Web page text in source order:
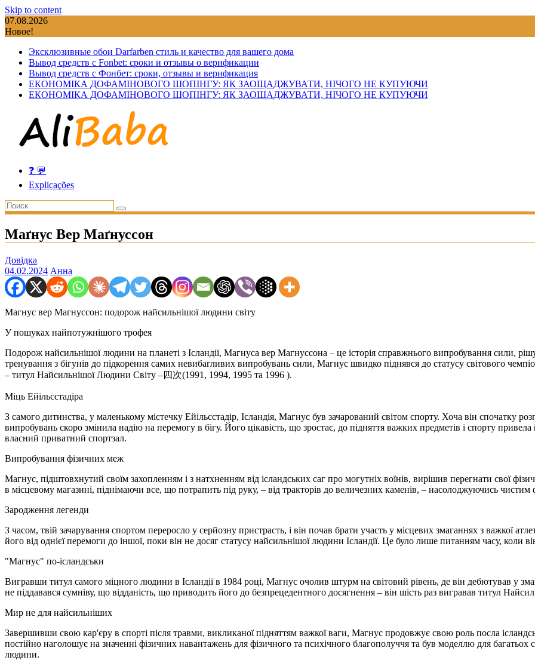
Skip to content
07.08.2026
Новое!
Эксклюзивные обои Darfarben стиль и качество для вашего дома
Вывод средств с Fonbet: сроки и отзывы о верификации
Вывод средств с Фонбет: сроки, отзывы и верификация
ЕКОНОМІКА ДОФАМІНОВОГО ШОПІНГУ: ЯК ЗАОЩАДЖУВАТИ, НІЧОГО НЕ КУПУЮЧИ
ЕКОНОМІКА ДОФАМІНОВОГО ШОПІНГУ: ЯК ЗАОЩАДЖУВАТИ, НІЧОГО НЕ КУПУЮЧИ
❓ 💬
Explicações
Маґнус Вер Маґнуссон
Довідка
04.02.2024 Анна
Магнус вер Магнуссон: подорож найсильнішої людини світу
У пошуках найпотужнішого трофея
Подорож найсильнішої людини на планеті з Ісландії, Магнуса вер Магнуссона – це історія справжнього випробування сили,
тренування з бігунів до підкорення самих невибагливих випробувань сили, Магнус швидко піднявся до статусу світового
– титул Найсильнішої Людини Світу –四次(1991, 1994, 1995 та 1996 ).
Міць Ейільсстадіра
З самого дитинства, у маленькому містечку Ейільсстадір, Ісландія, Магнус був зачарований світом спорту. Хоча він спочатку
випробувань скоро змінила надію на перемогу в бігу. Його цікавість, що зростає, до підняття важких предметів і спорту
власний приватний спортзал.
Випробування фізичних меж
Магнус, підштовхнутий своїм захопленням і з натхненням від ісландських саг про могутніх воїнів, вирішив перегнати свої
в місцевому магазині, піднімаючи все, що потрапить під руку, – від тракторів до величезних каменів, – насолоджуючись
Зародження легенди
З часом, твій зачарування спортом переросло у серйозну пристрасть, і він почав брати участь у місцевих змаганнях з важкої
його від однієї перемоги до іншої, поки він не досяг статусу найсильнішої людини Ісландії. Це було лише питанням часу,
"Магнус" по-ісландськи
Вигравши титул самого міцного людини в Ісландії в 1984 році, Магнус очолив штурм на світовий рівень, де він дебютував у
не піддавався сумніву, що відданість, що приводить його до безпрецедентного досягнення – він шість раз вигравав титул
Мир не для найсильніших
Завершивши свою кар'єру в спорті після травми, викликаної підняттям важкої ваги, Магнус продовжує свою роль посла
постійно наголошує на значенні фізичних навантажень для фізичного та психічного благополуччя та був моделлю для багатьох
людини.